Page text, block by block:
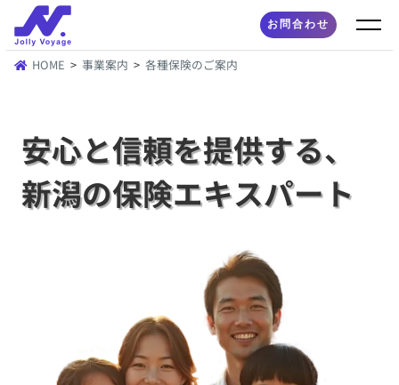
お問合わせ
HOME 事業案内 各種保険のご案内
安心と信頼を提供する、
新潟の保険エキスパート